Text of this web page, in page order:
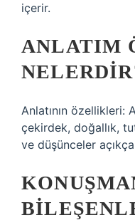
içerir.
ANLATIM
Anlatının özellikleri:
çekirdek, doğallık,
ve düşünceler açıkça